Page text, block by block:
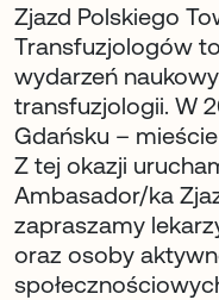
Zjazd Polskiego
Transfuzjologów
wydarzeń
transfuzjologii. W
Gdańsku –
Z tej okazji
Ambasador/ka
zapraszamy
oraz osoby